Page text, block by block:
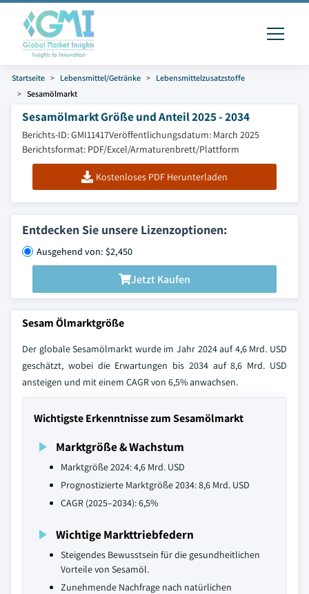
Startseite Lebensmittel/Getränke
Lebensmittelzusatzstoffe
Sesamölmarkt
Sesamölmarkt Größe und Anteil 2025 - 2034
Berichts-ID: GMI11417Veröffentlichungsdatum: March 2025
Berichtsformat: PDF/Excel/Armaturenbrett/Plattform
Kostenloses PDF Herunterladen
Entdecken Sie unsere Lizenzoptionen:
Ausgehend von: $2,450
Jetzt Kaufen
Sesam Ölmarktgröße
Der globale Sesamölmarkt wurde im Jahr 2024 auf 4,6 Mrd. USD
geschätzt, wobei die Erwartungen bis 2034 auf 8,6 Mrd. USD
ansteigen und mit einem CAGR von 6,5% anwachsen.
Wichtigste Erkenntnisse zum Sesamölmarkt
Marktgröße & Wachstum
Marktgröße 2024: 4,6 Mrd. USD
Prognostizierte Marktgröße 2034: 8,6 Mrd. USD
CAGR (2025–2034): 6,5%
Wichtige Markttriebfedern
Steigendes Bewusstsein für die gesundheitlichen
Vorteile von Sesamöl.
Zunehmende Nachfrage nach natürlichen